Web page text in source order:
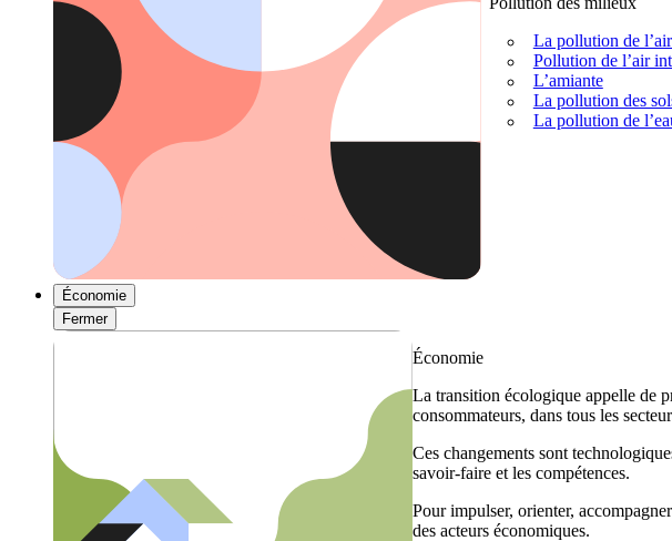
La pollution de
Pollution de l’air
L’amiante
La pollution des
La pollution de
Économie
Fermer
Économie
La transition écologique appelle de
consommateurs, dans tous les
Ces changements sont
savoir-faire et les compétences.
Pour impulser, orienter,
des acteurs économiques.